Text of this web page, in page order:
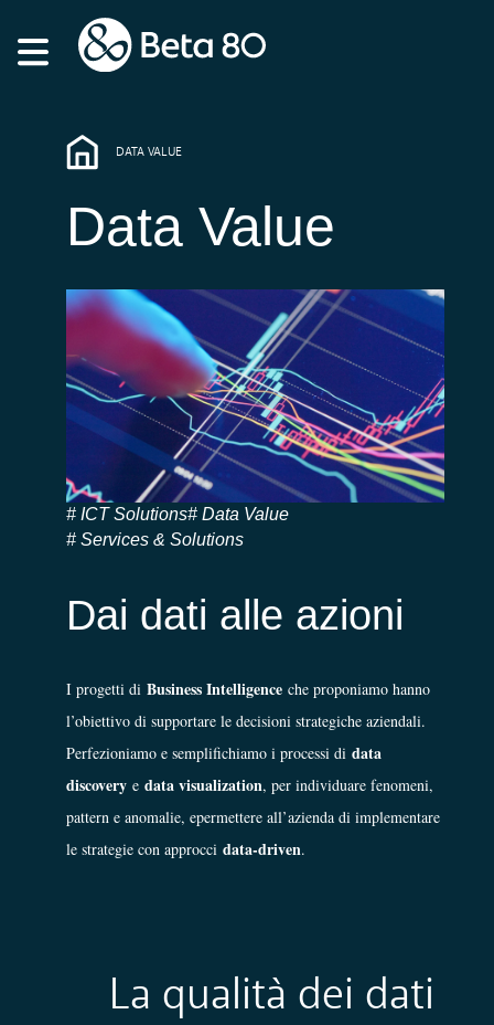
DATA VALUE
Data Value
ICT Solutions
Data Value
Services & Solutions
Dai dati alle azioni
I progetti di Business Intelligence che proponiamo hanno
l’obiettivo di supportare le decisioni strategiche aziendali.
Perfezioniamo e semplifichiamo i processi di data
discovery e data visualization, per individuare fenomeni,
pattern e anomalie, epermettere all’azienda di implementare
le strategie con approcci data-driven.
La qualità dei dati